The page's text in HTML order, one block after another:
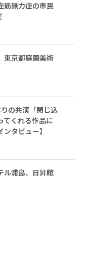
無力症の市民
京都庭園美術
の共演「閉じ込
てくれる作品に
タビュー】
浦島、日昇館